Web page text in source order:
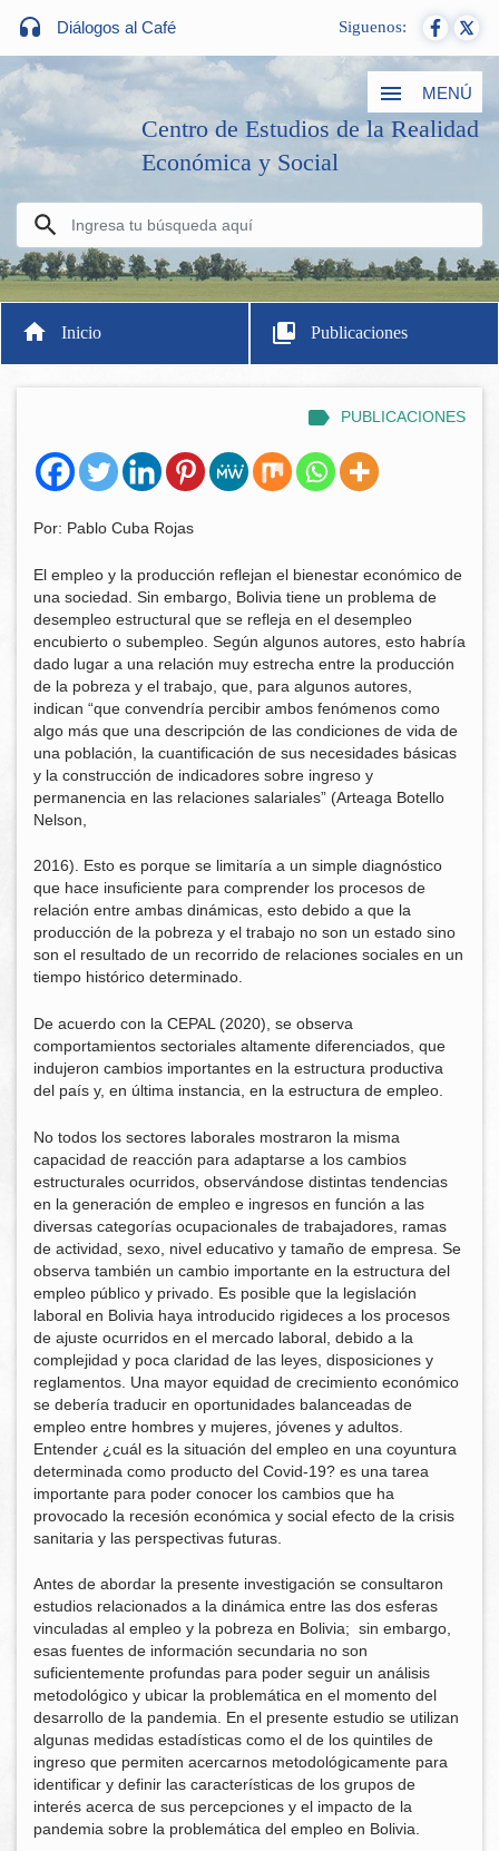
Diálogos al Café Siguenos:
MENÚ
Centro de Estudios de la Realidad
Económica y Social
Inicio Publicaciones
PUBLICACIONES
Por: Pablo Cuba Rojas
El empleo y la producción reflejan el bienestar económico de
una sociedad. Sin embargo, Bolivia tiene un problema de
desempleo estructural que se refleja en el desempleo
encubierto o subempleo. Según algunos autores, esto habría
dado lugar a una relación muy estrecha entre la producción
de la pobreza y el trabajo, que, para algunos autores,
indican “que convendría percibir ambos fenómenos como
algo más que una descripción de las condiciones de vida de
una población, la cuantificación de sus necesidades básicas
y la construcción de indicadores sobre ingreso y
permanencia en las relaciones salariales” (Arteaga Botello
Nelson,
2016). Esto es porque se limitaría a un simple diagnóstico
que hace insuficiente para comprender los procesos de
relación entre ambas dinámicas, esto debido a que la
producción de la pobreza y el trabajo no son un estado sino
son el resultado de un recorrido de relaciones sociales en un
tiempo histórico determinado.
De acuerdo con la CEPAL (2020), se observa
comportamientos sectoriales altamente diferenciados, que
indujeron cambios importantes en la estructura productiva
del país y, en última instancia, en la estructura de empleo.
No todos los sectores laborales mostraron la misma
capacidad de reacción para adaptarse a los cambios
estructurales ocurridos, observándose distintas tendencias
en la generación de empleo e ingresos en función a las
diversas categorías ocupacionales de trabajadores, ramas
de actividad, sexo, nivel educativo y tamaño de empresa. Se
observa también un cambio importante en la estructura del
empleo público y privado. Es posible que la legislación
laboral en Bolivia haya introducido rigideces a los procesos
de ajuste ocurridos en el mercado laboral, debido a la
complejidad y poca claridad de las leyes, disposiciones y
reglamentos. Una mayor equidad de crecimiento económico
se debería traducir en oportunidades balanceadas de
empleo entre hombres y mujeres, jóvenes y adultos.
Entender ¿cuál es la situación del empleo en una coyuntura
determinada como producto del Covid-19? es una tarea
importante para poder conocer los cambios que ha
provocado la recesión económica y social efecto de la crisis
sanitaria y las perspectivas futuras.
Antes de abordar la presente investigación se consultaron
estudios relacionados a la dinámica entre las dos esferas
vinculadas al empleo y la pobreza en Bolivia; sin embargo,
esas fuentes de información secundaria no son
suficientemente profundas para poder seguir un análisis
metodológico y ubicar la problemática en el momento del
desarrollo de la pandemia. En el presente estudio se utilizan
algunas medidas estadísticas como el de los quintiles de
ingreso que permiten acercarnos metodológicamente para
identificar y definir las características de los grupos de
interés acerca de sus percepciones y el impacto de la
pandemia sobre la problemática del empleo en Bolivia.